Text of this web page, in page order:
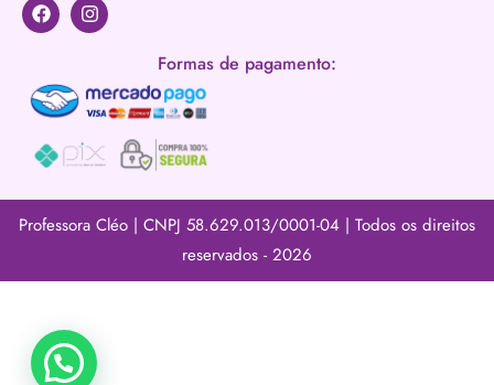
Formas de pagamento:
Professora Cléo | CNPJ 58.629.013/0001-04 | Todos os direitos
reservados - 2026​